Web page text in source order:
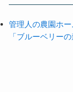
管理人の農園ホ
「ブルーベリー